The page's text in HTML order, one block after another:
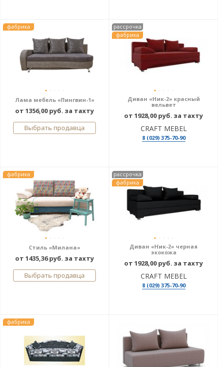
фабрика
Лама мебель «Пингвин-1»
от 1356,00 руб. за тахту
Выбрать продавца
рассрочка
фабрика
Диван «Ник-2» красный
вельвет
от 1928,00 руб. за тахту
CRAFT MEBEL
8 (029) 375-70-90
фабрика
Стиль «Милана»
от 1435,36 руб. за тахту
Выбрать продавца
рассрочка
фабрика
Диван «Ник-2» черная
экокожа
от 1928,00 руб. за тахту
CRAFT MEBEL
8 (029) 375-70-90
фабрика